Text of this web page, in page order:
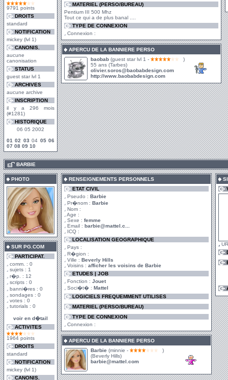
9791 points
DROITS
standard
NOTIFICATION
mickey (lvl 1)
CANONIS.
aucune
canonisation
STATUS
guest star lvl 1
ARCHIVES
aucune archive
INSCRIPTION
il y a 296 mois
(#1281)
HISTORIQUE
06 05 2002
01 02 03 04 05 06
07 08 09 10
MATERIEL (PERSO/BUREAU)
Pentium III 500 Mhz
Tout ce qui a de plus banal ....
TYPE DE CONNEXION
Connexion :
APERCU DE LA BANNIERE PERSO
baobab (guest star lvl 1 -
)
55 ans (Tarbes)
olivier.soros@baobabdesign.com
http://www.baobabdesign.com
BARBIE
PHOTO
SUR PG.COM
PARTICIPAT.
comm. : 0
sujets : 1
r�p. : 12
scripts : 0
banni�res : 0
sondages : 0
votes : 0
tutorials : 0
voir en d�tail
ACTIVITES
1964 points
DROITS
standard
NOTIFICATION
mickey (lvl 1)
CANONIS.
RENSEIGNEMENTS PERSONNELS
ETAT CIVIL
Pseudo : Barbie
Pr�nom : Barbie
Nom :
Age :
Sexe : femme
Email : barbie@mattel.c...
ICQ :
LOCALISATION GEOGRAPHIQUE
Pays :
R�gion :
Ville : Beverly Hills
Voisins : afficher les voisins de Barbie
ETUDES | JOB
Fonction : Jouet
Soci�t� : Mattel
LOGICIELS FREQUEMMENT UTILISES
MATERIEL (PERSO/BUREAU)
TYPE DE CONNEXION
Connexion :
APERCU DE LA BANNIERE PERSO
Barbie (minnie -
)
(Beverly Hills)
barbie@mattel.com